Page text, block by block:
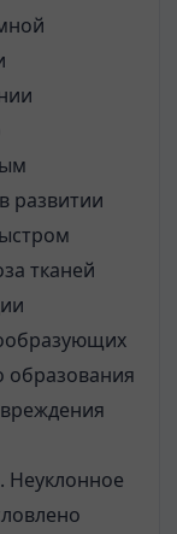
развитии
тканей
образования
Неуклонное